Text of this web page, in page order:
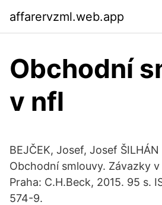
affarervzml.web.app
Obchodní
v nfl
BEJČEK, Josef, Josef ŠILHÁN
Obchodní smlouvy. Závazky
Praha: C.H.Beck, 2015. 95 s.
574-9.